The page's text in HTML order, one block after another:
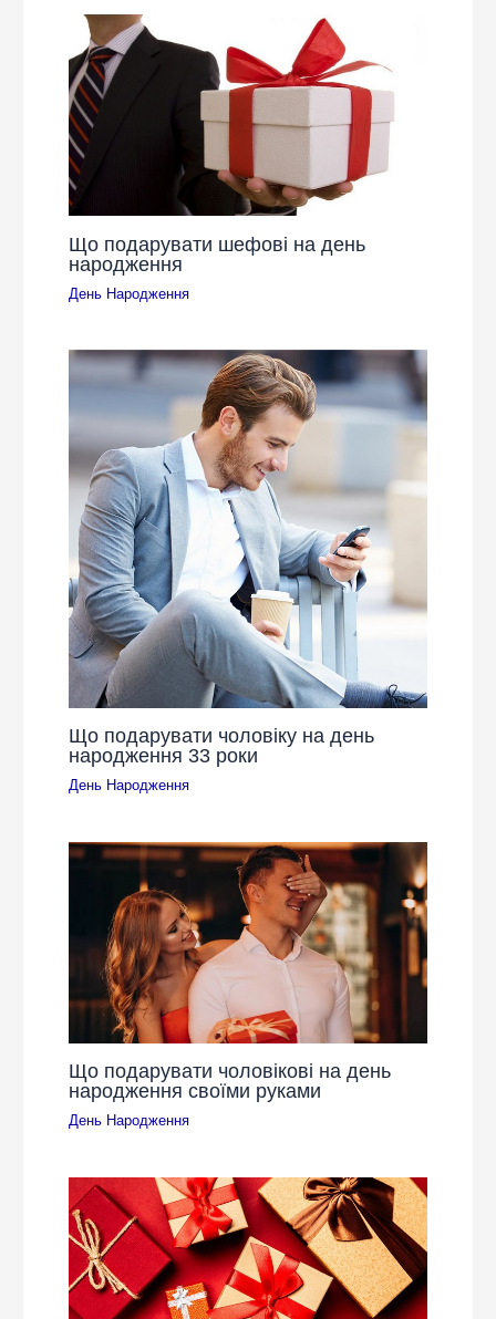
Що подарувати шефові на день
народження
День Народження
Що подарувати чоловіку на день
народження 33 роки
День Народження
Що подарувати чоловікові на день
народження своїми руками
День Народження